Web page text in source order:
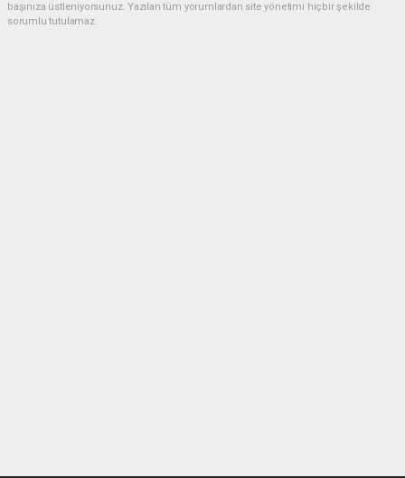
başınıza üstleniyorsunuz. Yazılan tüm yorumlardan site yönetimi hiçbir şekilde
sorumlu tutulamaz.